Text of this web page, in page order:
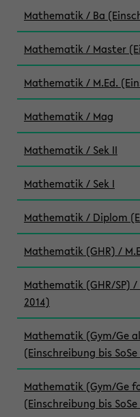
Mathematik / Ba
Mathematik / Master
Mathematik / M.Ed.
Mathematik / Mag
Mathematik / Sek II
Mathematik / Sek I
Mathematik / Diplom
Mathematik (GHR) /
Mathematik (GHR/SP) /
2014)
Mathematik (Gym/Ge
(Einschreibung bis SoSe
Mathematik (Gym/Ge
(Einschreibung bis SoSe